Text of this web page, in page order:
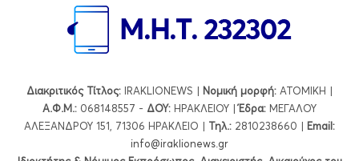
Διακριτικός Τίτλος: IRAKLIONEWS | Νομική μορφή: ΑΤΟΜΙΚΗ |
Α.Φ.Μ.: 068148557 - ΔΟΥ: ΗΡΑΚΛΕΙΟΥ |Έδρα: ΜΕΓΑΛΟΥ
ΑΛΕΞΑΝΔΡΟΥ 151, 71306 ΗΡΑΚΛΕΙΟ | Τηλ.: 2810238660 | Εmail:
info@iraklionews.gr